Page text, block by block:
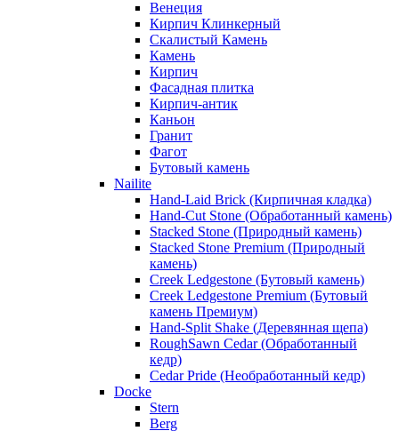
Венеция
Кирпич Клинкерный
Скалистый Камень
Камень
Кирпич
Фасадная плитка
Кирпич-антик
Каньон
Гранит
Фагот
Бутовый камень
Nailite
Hand-Laid Brick (Кирпичная кладка)
Hand-Cut Stone (Обработанный камень)
Stacked Stone (Природный камень)
Stacked Stone Premium (Природный
камень)
Creek Ledgestone (Бутовый камень)
Creek Ledgestone Premium (Бутовый
камень Премиум)
Hand-Split Shake (Деревянная щепа)
RoughSawn Cedar (Обработанный
кедр)
Cedar Pride (Необработанный кедр)
Docke
Stern
Berg